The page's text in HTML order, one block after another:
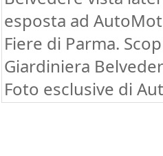
esposta ad
Fiere di Parma.
Giardiniera
Foto esclusive di